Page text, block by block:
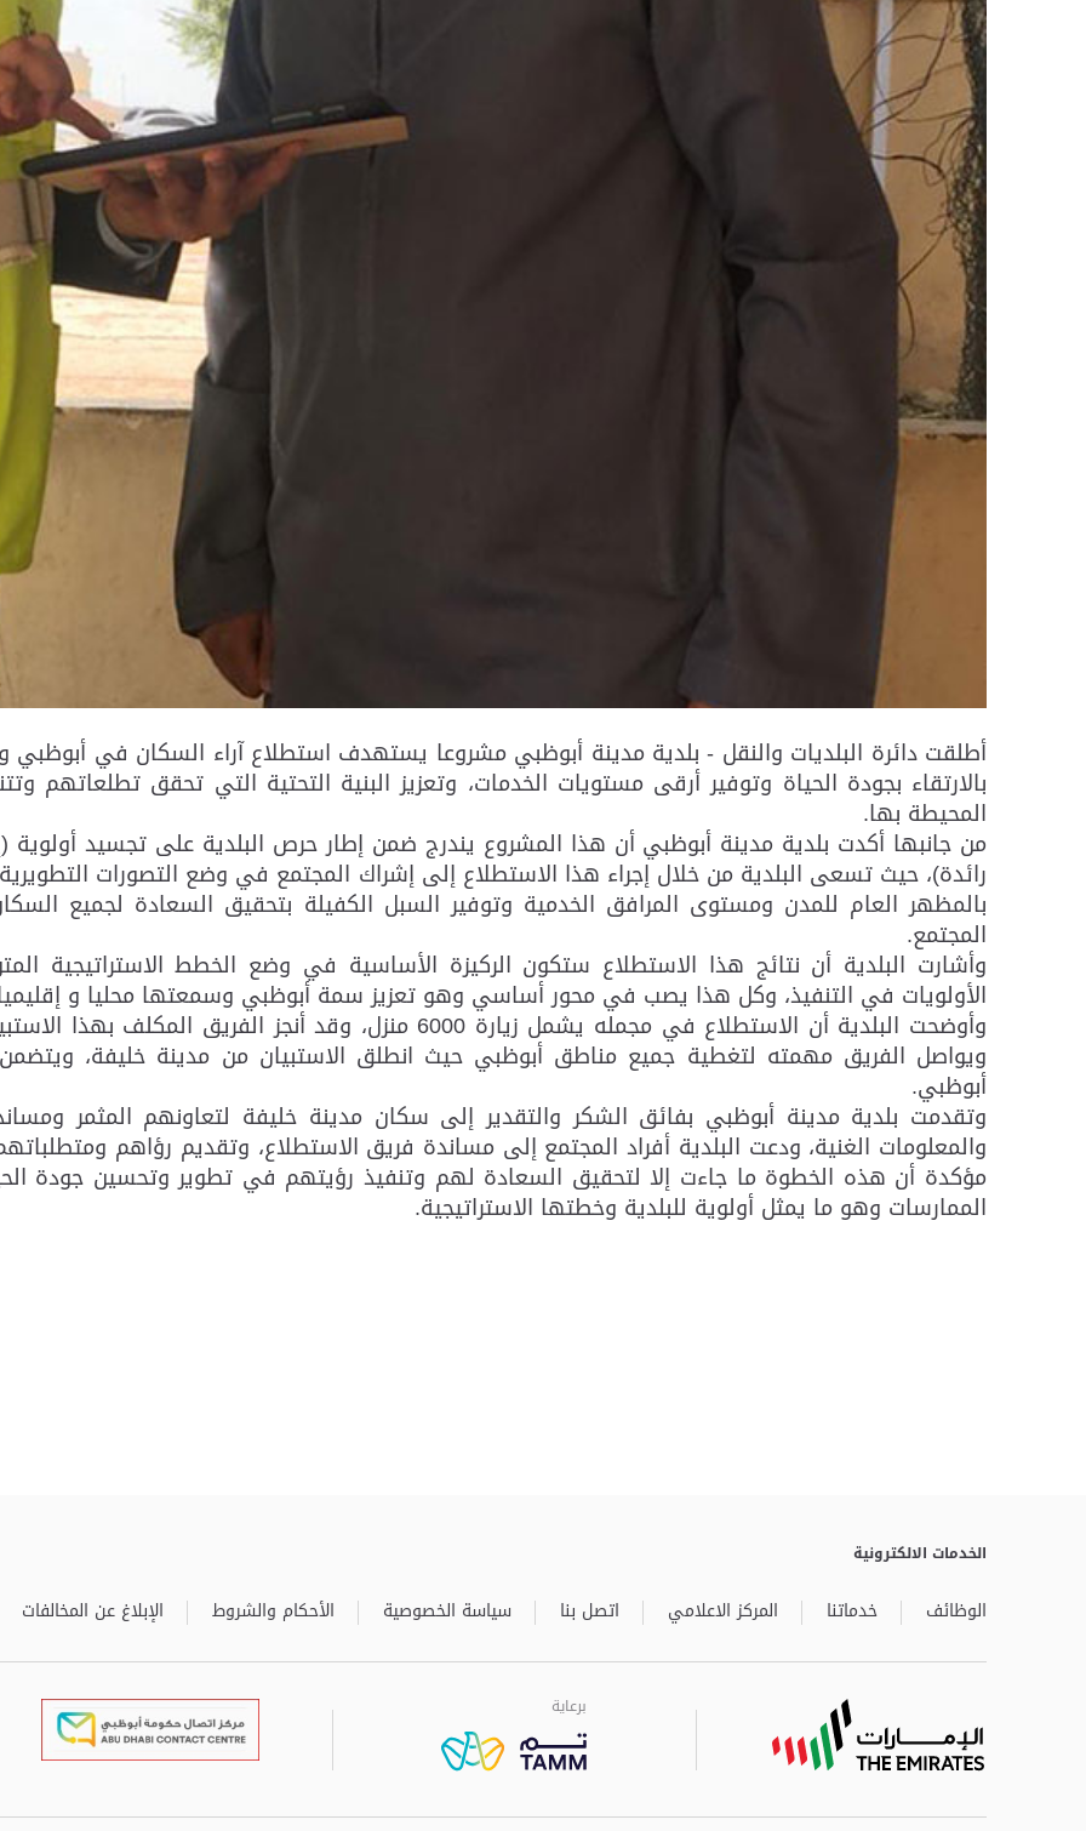
أطلقت دائرة البلديات والنقل - بلدية مدينة أبوظبي مشروعا يستهدف استطلاع آراء السكان في
بالارتقاء بجودة الحياة وتوفير أرقى مستويات الخدمات، وتعزيز البنية التحتية التي تحقق
المحيطة بها.
من جانبها أكدت بلدية مدينة أبوظبي أن هذا المشروع يندرج ضمن إطار حرص البلدية على تجسيد أولوية
رائدة)، حيث تسعى البلدية من خلال إجراء هذا الاستطلاع إلى إشراك المجتمع في وضع التصورات
بالمظهر العام للمدن ومستوى المرافق الخدمية وتوفير السبل الكفيلة بتحقيق السعادة لجميع
المجتمع.
وأشارت البلدية أن نتائج هذا الاستطلاع ستكون الركيزة الأساسية في وضع الخطط الاستراتيجية
الأولويات في التنفيذ، وكل هذا يصب في محور أساسي وهو تعزيز سمة أبوظبي وسمعتها محليا و
وأوضحت البلدية أن الاستطلاع في مجمله يشمل زيارة 6000 منزل، وقد
أبوظبي.
وتقدمت بلدية مدينة أبوظبي بفائق الشكر والتقدير إلى سكان مدينة خليفة لتعاونهم المثمر
والمعلومات الغنية، ودعت البلدية أفراد المجتمع إلى مساندة فريق الاستطلاع، وتقديم رؤاهم
مؤكدة أن هذه الخطوة ما جاءت إلا لتحقيق السعادة لهم وتنفيذ رؤيتهم في تطوير وتحسين جودة
الممارسات وهو ما يمثل أولوية للبلدية وخطتها الاستراتيجية.
الخدمات الالكترونية
الوظائف خدماتنا المركز الاعلامي اتصل بنا سياسة الخصوصية الأحكام والشروط الإبلاغ عن المخالفات
برعاية
برعاية
برعاية برعاية